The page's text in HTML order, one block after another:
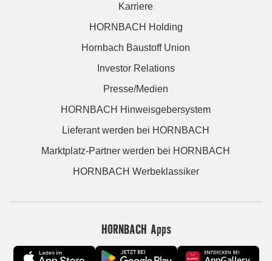
Karriere
HORNBACH Holding
Hornbach Baustoff Union
Investor Relations
Presse/Medien
HORNBACH Hinweisgebersystem
Lieferant werden bei HORNBACH
Marktplatz-Partner werden bei HORNBACH
HORNBACH Werbeklassiker
HORNBACH Apps